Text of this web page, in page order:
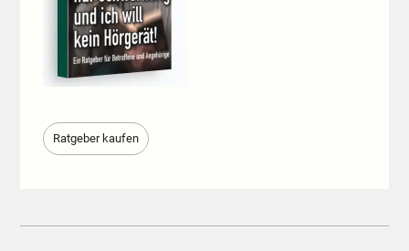
Ratgeber kaufen